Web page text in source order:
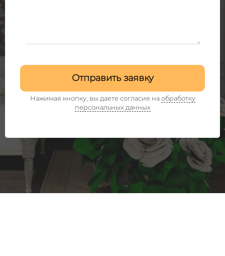
Отправить заявку
Нажимая кнопку, вы даете согласие на обработку
персональных данных